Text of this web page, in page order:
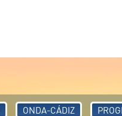
ONDA-CÁDIZ